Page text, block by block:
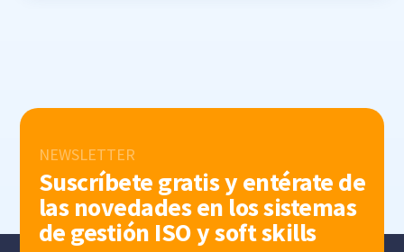
NEWSLETTER
Suscríbete gratis y entérate de
las novedades en los sistemas
de gestión ISO y soft skills